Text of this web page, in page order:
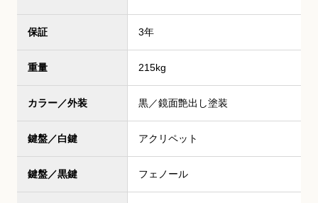
保証 3年
重量 215kg
カラー／外装 黒／鏡面艶出し塗装
鍵盤／白鍵 アクリペット
鍵盤／黒鍵 フェノール